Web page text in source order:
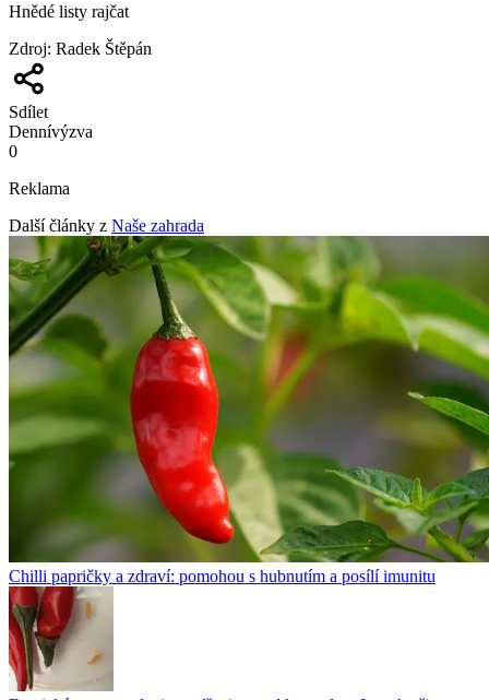
Hnědé listy rajčat
Zdroj: Radek Štěpán
Sdílet
Dennívýzva
0
Reklama
Další články z Naše zahrada
Chilli papričky a zdraví: pomohou s hubnutím a posílí imunitu